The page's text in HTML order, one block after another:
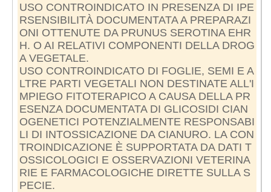
USO CONTROINDICATO IN PRESENZA DI IPE
RSENSIBILITÀ DOCUMENTATA A PREPARAZI
ONI OTTENUTE DA PRUNUS SEROTINA EHR
H. O AI RELATIVI COMPONENTI DELLA DROG
A VEGETALE.
USO CONTROINDICATO DI FOGLIE, SEMI E A
LTRE PARTI VEGETALI NON DESTINATE ALL'I
MPIEGO FITOTERAPICO A CAUSA DELLA PR
ESENZA DOCUMENTATA DI GLICOSIDI CIAN
OGENETICI POTENZIALMENTE RESPONSABI
LI DI INTOSSICAZIONE DA CIANURO. LA CON
TROINDICAZIONE È SUPPORTATA DA DATI T
OSSICOLOGICI E OSSERVAZIONI VETERINA
RIE E FARMACOLOGICHE DIRETTE SULLA S
PECIE.